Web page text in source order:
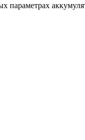
параметрах